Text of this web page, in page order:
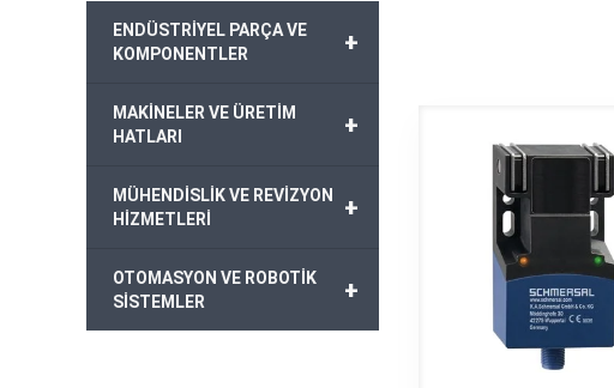
+
ENDÜSTRİYEL PARÇA VE
KOMPONENTLER
+
MAKİNELER VE ÜRETİM
HATLARI
+
MÜHENDİSLİK VE REVİZYON
HİZMETLERİ
+
OTOMASYON VE ROBOTİK
SİSTEMLER